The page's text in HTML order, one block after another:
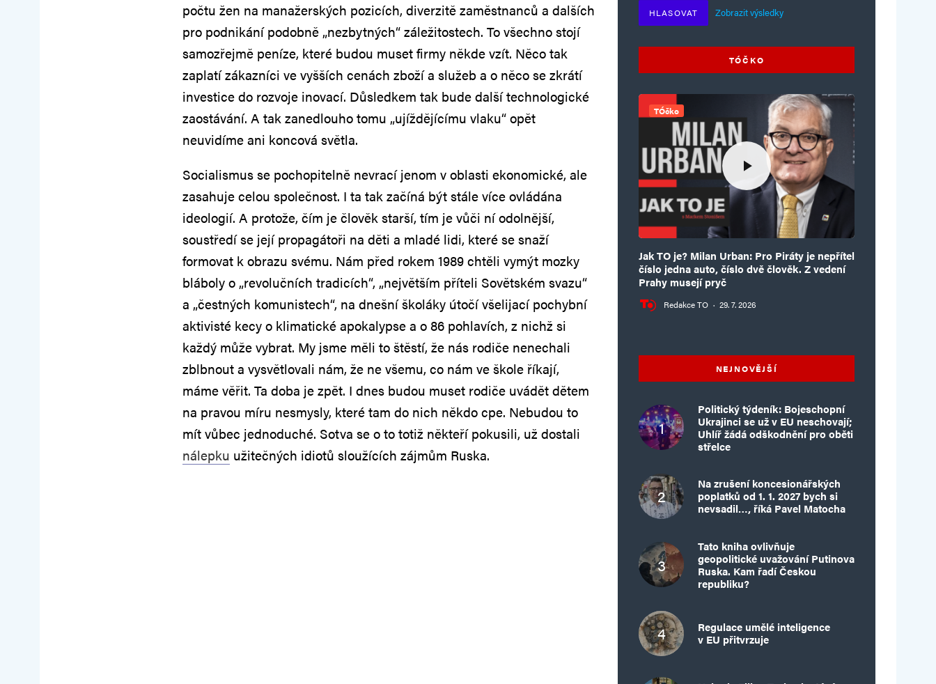
počtu žen na manažerských pozicích, diverzitě zaměstnanců a dalších
pro podnikání podobně „nezbytných“ záležitostech. To všechno stojí
samozřejmě peníze, které budou muset firmy někde vzít. Něco tak
zaplatí zákazníci ve vyšších cenách zboží a služeb a o něco se zkrátí
investice do rozvoje inovací. Důsledkem tak bude další technologické
zaostávání. A tak zanedlouho tomu „ujíždějícímu vlaku“ opět
neuvidíme ani koncová světla.
Socialismus se pochopitelně nevrací jenom v oblasti ekonomické, ale
zasahuje celou společnost. I ta tak začíná být stále více ovládána
ideologií. A protože, čím je člověk starší, tím je vůči ní odolnější,
soustředí se její propagátoři na děti a mladé lidi, které se snaží
formovat k obrazu svému. Nám před rokem 1989 chtěli vymýt mozky
bláboly o „revolučních tradicích“, „největším příteli Sovětském svazu“
a „čestných komunistech“, na dnešní školáky útočí všelijací pochybní
aktivisté kecy o klimatické apokalypse a o 86 pohlavích, z nichž si
každý může vybrat. My jsme měli to štěstí, že nás rodiče nenechali
zblbnout a vysvětlovali nám, že ne všemu, co nám ve škole říkají,
máme věřit. Ta doba je zpět. I dnes budou muset rodiče uvádět dětem
na pravou míru nesmysly, které tam do nich někdo cpe. Nebudou to
mít vůbec jednoduché. Sotva se o to totiž někteří pokusili, už dostali
nálepku užitečných idiotů sloužících zájmům Ruska.
HLASOVAT Zobrazit výsledky
TÓČKO
TÓčko
Jak TO je? Milan Urban: Pro Piráty je nepřítel
číslo jedna auto, číslo dvě člověk. Z vedení
Prahy musejí pryč
Redakce TO · 29. 7. 2026
NEJNOVĚJŠÍ
Politický týdeník: Bojeschopní
Ukrajinci se už v EU neschovají;
Uhlíř žádá odškodnění pro oběti
střelce
Na zrušení koncesionářských
poplatků od 1. 1. 2027 bych si
nevsadil…, říká Pavel Matocha
Tato kniha ovlivňuje
geopolitické uvažování Putinova
Ruska. Kam řadí Českou
republiku?
Regulace umělé inteligence
v EU přitvrzuje